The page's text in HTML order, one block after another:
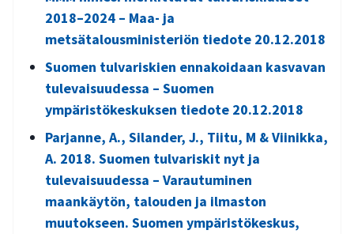
2018–2024 – Maa- ja
metsätalousministeriön tiedote 20.12.2018
Suomen tulvariskien ennakoidaan kasvavan
tulevaisuudessa – Suomen
ympäristökeskuksen tiedote 20.12.2018
Parjanne, A., Silander, J., Tiitu, M & Viinikka,
A. 2018. Suomen tulvariskit nyt ja
tulevaisuudessa – Varautuminen
maankäytön, talouden ja ilmaston
muutokseen. Suomen ympäristökeskus,